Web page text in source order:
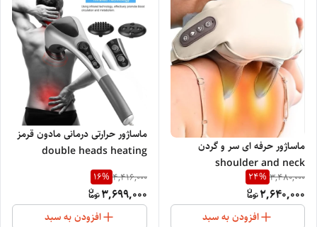
ماساژور حرفه ای سر و گردن
shoulder and neck
massager HJ-188
3,480,000
24%
2,640,000
افزودن به سبد
ماساژور حرارتی درمانی مادون قرمز
double heads heating
massager S1010
4,416,000
16%
3,699,000
افزودن به سبد